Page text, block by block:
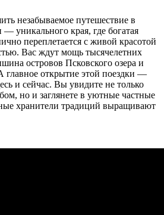
незабываемое путешествие в
— уникального края, где богатая
переплетается с живой красотой
Вас ждут мощь тысячелетних
островов Псковского озера и
главное открытие этой поездки —
и сейчас. Вы увидите не только
но и заглянете в уютные частные
хранители традиций выращивают